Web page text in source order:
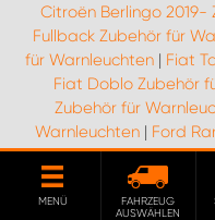
Citroën Berlingo 2019-
Fullback Zubehör für
für Warnleuchten | Fiat
Fiat Doblo Zubehör
Zubehör für
Warnleuchten | Ford
Ford Transit Zubehör
Zubehör für
Warnleuchten|Ford
MENÜ
FAHRZEUG
AUSWÄHLEN